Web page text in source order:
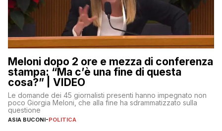
Meloni dopo 2 ore e mezza di conferenza
stampa: “Ma c’è una fine di questa
cosa?” | VIDEO
Le domande dei 45 giornalisti presenti hanno impegnato non
poco Giorgia Meloni, che alla fine ha sdrammatizzato sulla
questione
ASIA BUCONI-POLITICA